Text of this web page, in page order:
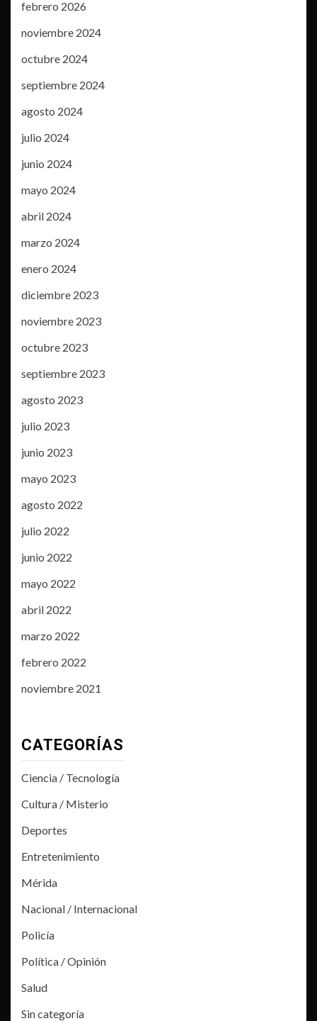
febrero 2026
noviembre 2024
octubre 2024
septiembre 2024
agosto 2024
julio 2024
junio 2024
mayo 2024
abril 2024
marzo 2024
enero 2024
diciembre 2023
noviembre 2023
octubre 2023
septiembre 2023
agosto 2023
julio 2023
junio 2023
mayo 2023
agosto 2022
julio 2022
junio 2022
mayo 2022
abril 2022
marzo 2022
febrero 2022
noviembre 2021
CATEGORÍAS
Ciencia / Tecnología
Cultura / Misterio
Deportes
Entretenimiento
Mérida
Nacional / Internacional
Policía
Política / Opinión
Salud
Sin categoría